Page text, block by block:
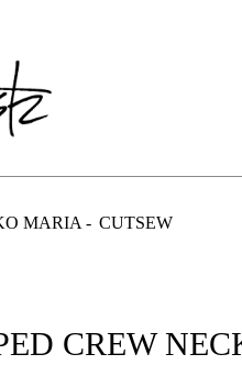
MARIA CUTSEW
CREW